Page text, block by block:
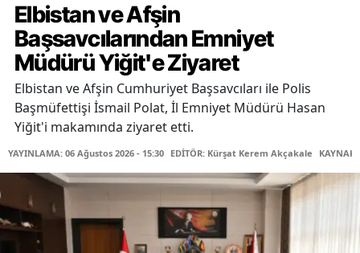
Elbistan ve Afşin
Başsavcılarından Emniyet
Müdürü Yiğit'e Ziyaret
Elbistan ve Afşin Cumhuriyet Başsavcıları ile Polis
Başmüfettişi İsmail Polat, İl Emniyet Müdürü Hasan
Yiğit'i makamında ziyaret etti.
YAYINLAMA: 06 Ağustos 2026 - 15:30 EDİTÖR: Kürşat Kerem Akçakale